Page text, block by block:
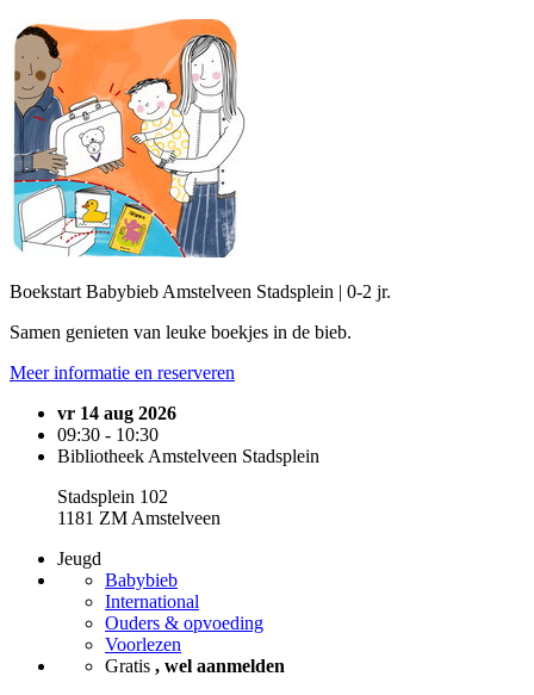
Boekstart Babybieb Amstelveen Stadsplein | 0-2 jr.
Samen genieten van leuke boekjes in de bieb.
Meer informatie en reserveren
vr 14 aug 2026
09:30 - 10:30
Bibliotheek Amstelveen Stadsplein
Stadsplein 102
1181 ZM Amstelveen
Jeugd
Babybieb
International
Ouders & opvoeding
Voorlezen
Gratis , wel aanmelden